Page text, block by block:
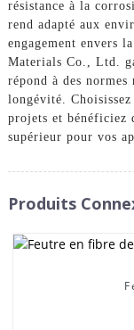
résistance à la
rend adapté aux
engagement envers
Materials Co., Ltd.
répond à des
longévité.
projets et bénéficiez
supérieur pour vos
Produits